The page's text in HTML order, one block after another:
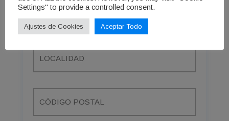
Settings" to provide a controlled consent.
Ajustes de Cookies Aceptar Todo